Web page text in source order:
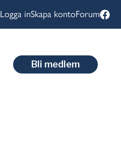
Logga inSkapa kontoForum
Bli medlem